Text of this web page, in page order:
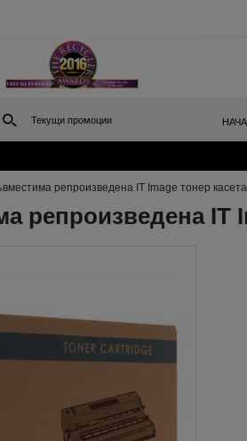
Текущи промоции
репроизведена IT Image тонер
репроизведена IT